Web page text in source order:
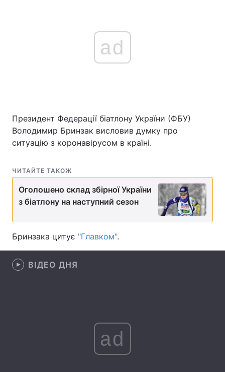
Головна Війна
Україна Політика
Спорт Наука
Техно і зв'язок
Здоров'я Туризм
Статті
ad
Президент Федерації біатлону України (ФБУ)
Володимир Бринзак висловив думку про
ситуацію з коронавірусом в країні.
ЧИТАЙТЕ ТАКОЖ
Оголошено склад збірної України
з біатлону на наступний сезон
Бринзака цитує "Главком".
ВІДЕО ДНЯ
ad